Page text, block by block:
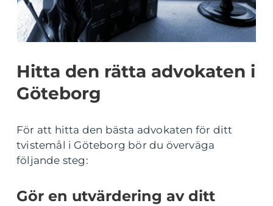
Hitta den rätta advokaten i
Göteborg
För att hitta den bästa advokaten för ditt
tvistemål i Göteborg bör du överväga
följande steg:
Gör en utvärdering av ditt